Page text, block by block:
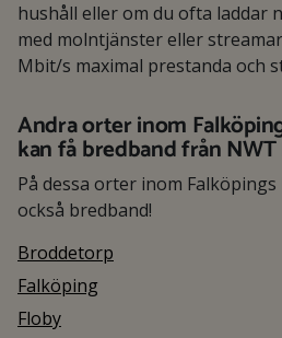
hushåll eller om du ofta laddar
med molntjänster eller
Mbit/s maximal prestanda och
Andra orter inom
kan få bredband från
På dessa orter inom
också bredband!
Broddetorp
Falköping
Floby